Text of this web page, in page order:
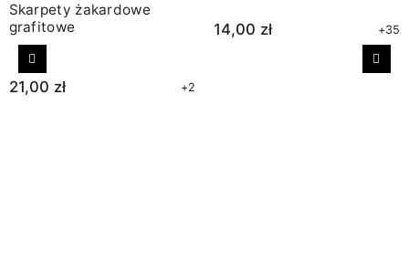
Skarpety żakardowe
grafitowe
21,00 zł +2
14,00 zł +35
Poprzedni